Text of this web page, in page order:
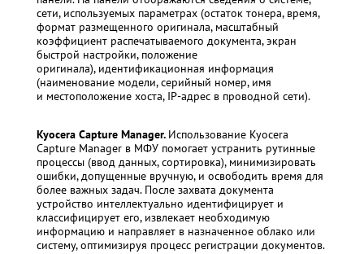
сети, используемых параметрах (остаток тонера, время,
формат размещенного оригинала, масштабный
коэффициент распечатываемого документа, экран
быстрой настройки, положение
оригинала), идентификационная информация
(наименование модели, серийный номер, имя
и местоположение хоста, IP-адрес в проводной сети).
Kyocera Capture Manager. Использование Kyocera
Capture Manager в МФУ помогает устранить рутинные
процессы (ввод данных, сортировка), минимизировать
ошибки, допущенные вручную, и освободить время для
более важных задач. После захвата документа
устройство интеллектуально идентифицирует и
классифицирует его, извлекает необходимую
информацию и направляет в назначенное облако или
систему, оптимизируя процесс регистрации документов.